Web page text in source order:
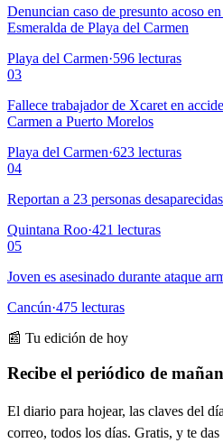
Denuncian caso de presunto acoso
Esmeralda de Playa del Carmen
Playa del Carmen·596 lecturas
03
Fallece trabajador de Xcaret en
Carmen a Puerto Morelos
Playa del Carmen·623 lecturas
04
Reportan a 23 personas
Quintana Roo·421 lecturas
05
Joven es asesinado durante ataque
Cancún·475 lecturas
📰 Tu edición de hoy
Recibe el periódico de
El diario para hojear, las claves del
correo, todos los días. Gratis, y te